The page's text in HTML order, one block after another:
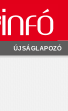
ÚJSÁGLAPOZÓ